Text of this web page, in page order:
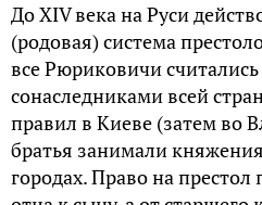
До XIV века на Руси
(родовая) система
все Рюриковичи
сонаследниками всей
правил в Киеве (затем во
братья занимали
городах. Право на престол